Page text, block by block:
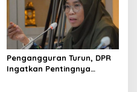
Pengangguran Turun, DPR
Ingatkan Pentingnya